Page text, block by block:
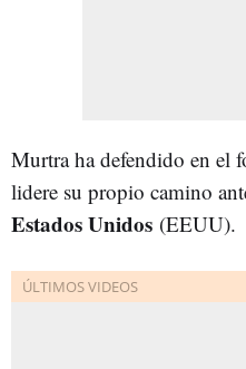
Murtra ha defendido en el
lidere su propio camino
Estados Unidos (EEUU).